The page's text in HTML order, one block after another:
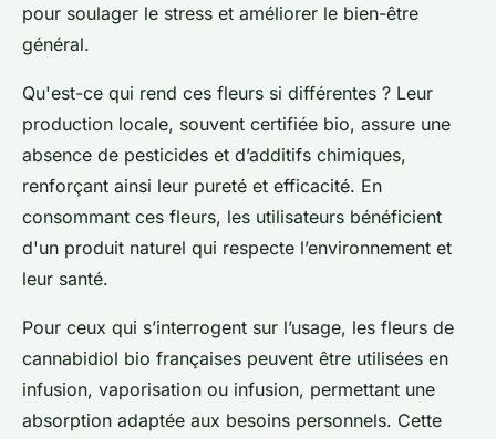
pour soulager le stress et améliorer le bien-être
général.
Qu'est-ce qui rend ces fleurs si différentes ? Leur
production locale, souvent certifiée bio, assure une
absence de pesticides et d’additifs chimiques,
renforçant ainsi leur pureté et efficacité. En
consommant ces fleurs, les utilisateurs bénéficient
d'un produit naturel qui respecte l’environnement et
leur santé.
Pour ceux qui s’interrogent sur l’usage, les fleurs de
cannabidiol bio françaises peuvent être utilisées en
infusion, vaporisation ou infusion, permettant une
absorption adaptée aux besoins personnels. Cette